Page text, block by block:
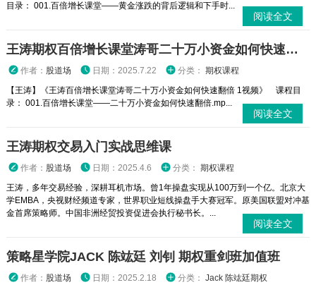
目录： 001.百倍增长课堂——黄金涨跌的背后逻辑和下手时...
阅读全文
王涛期权百倍增长课堂涛哥二十万小资金如何快速翻倍 1视频
作者： 股道场 日期：2025.7.22 分类： 期权课程
【王涛】《王涛百倍增长课堂涛哥二十万小资金如何快速翻倍 1视频》 课程目
录： 001.百倍增长课堂——二十万小资金如何快速翻倍.mp...
阅读全文
王涛期权交易入门实战思维课
作者： 股道场 日期：2025.4.6 分类： 期权课程
王涛，多年交易经验，深耕耳机市场。曾1年操盘实现从100万到一个亿。北京大
学EMBA，央视财经频道专家，世界职业短线操盘手大赛冠军。原美国联盟对冲基
金首席策略师。中国非洲经贸投资促进会执行秘书长。...
阅读全文
策略星学院JACK 陈竑廷 刘钊 期权重剑班加值班
作者： 股道场 日期：2025.2.18 分类： Jack 陈竑廷期权